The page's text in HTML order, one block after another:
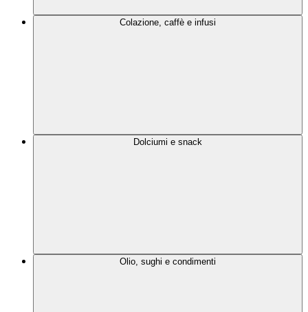
Colazione, caffè e infusi
Dolciumi e snack
Olio, sughi e condimenti